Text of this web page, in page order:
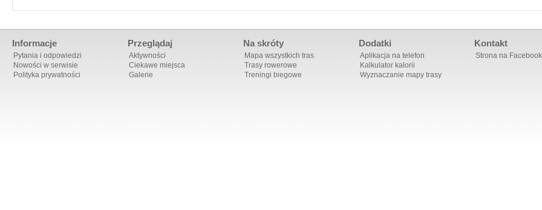
Informacje
Pytania i odpowiedzi
Nowości w serwisie
Polityka prywatności
Przeglądaj
Aktywności
Ciekawe miejsca
Galerie
Na skróty
Mapa wszystkich tras
Trasy rowerowe
Treningi biegowe
Dodatki
Aplikacja na telefon
Kalkulator kalorii
Wyznaczanie mapy trasy
Kontakt
Strona na